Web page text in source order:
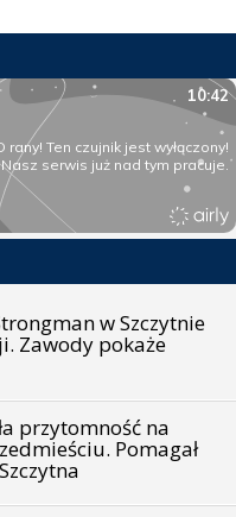
w Szczytnie
Zawody pokaże
przytomność na
Pomagał